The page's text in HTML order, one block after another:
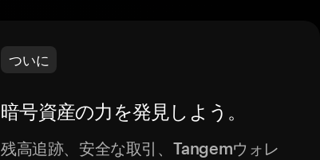
ついに
暗号資産の力を発見しよう。
残高追跡、安全な取引、Tangemウォレ